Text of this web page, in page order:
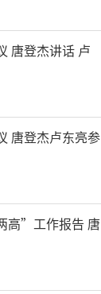
唐登杰讲话 卢
唐登杰卢东亮参
高”工作报告 唐